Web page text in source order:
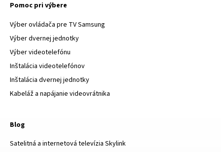
Pomoc pri výbere
Výber ovládača pre TV Samsung
Výber dvernej jednotky
Výber videotelefónu
Inštalácia videotelefónov
Inštalácia dvernej jednotky
Kabeláž a napájanie videovrátnika
Blog
Satelitná a internetová televízia Skylink